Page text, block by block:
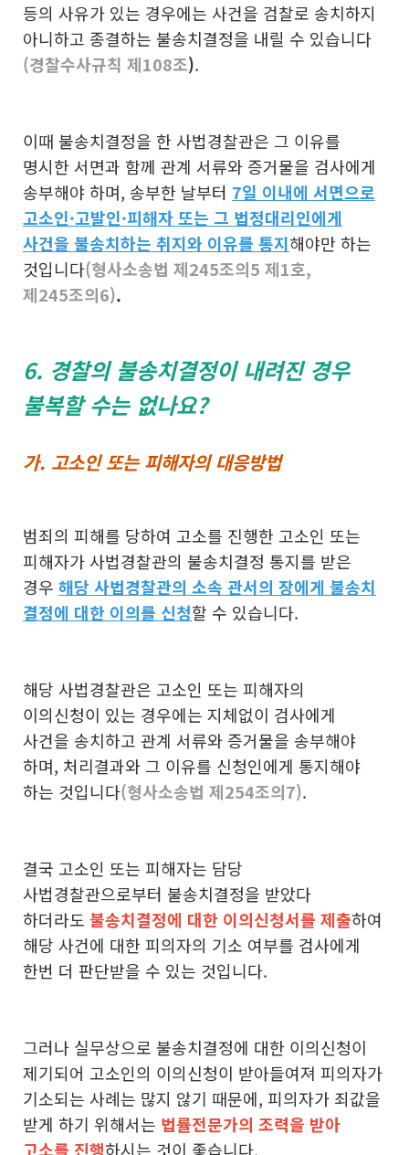
등의 사유가 있는 경우에는 사건을 검찰로 송치하지
아니하고 종결하는 불송치결정을 내릴 수 있습니다
(경찰수사규칙 제108조).
이때 불송치결정을 한 사법경찰관은 그 이유를
명시한 서면과 함께 관계 서류와 증거물을 검사에게
송부해야 하며, 송부한 날부터 7일 이내에 서면으로
고소인·고발인·피해자 또는 그 법정대리인에게
사건을 불송치하는 취지와 이유를 통지해야만 하는
것입니다(형사소송법 제245조의5 제1호,
제245조의6).
6. 경찰의 불송치결정이 내려진 경우
불복할 수는 없나요?
가. 고소인 또는 피해자의 대응방법
범죄의 피해를 당하여 고소를 진행한 고소인 또는
피해자가 사법경찰관의 불송치결정 통지를 받은
경우 해당 사법경찰관의 소속 관서의 장에게 불송치
결정에 대한 이의를 신청할 수 있습니다.
해당 사법경찰관은 고소인 또는 피해자의
이의신청이 있는 경우에는 지체없이 검사에게
사건을 송치하고 관계 서류와 증거물을 송부해야
하며, 처리결과와 그 이유를 신청인에게 통지해야
하는 것입니다(형사소송법 제254조의7).
결국 고소인 또는 피해자는 담당
사법경찰관으로부터 불송치결정을 받았다
하더라도 불송치결정에 대한 이의신청서를 제출하여
해당 사건에 대한 피의자의 기소 여부를 검사에게
한번 더 판단받을 수 있는 것입니다.
그러나 실무상으로 불송치결정에 대한 이의신청이
제기되어 고소인의 이의신청이 받아들여져 피의자가
기소되는 사례는 많지 않기 때문에, 피의자가 죄값을
받게 하기 위해서는 법률전문가의 조력을 받아
고소를 진행하시는 것이 좋습니다.